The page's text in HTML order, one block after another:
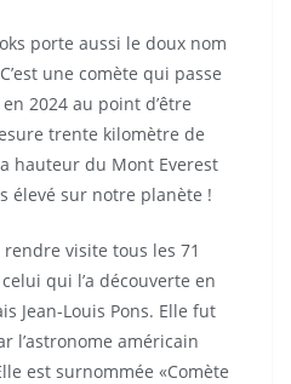
porte aussi le doux nom
une comète qui passe
2024 au point d’être
trente kilomètre de
hauteur du Mont Everest
élevé sur notre planète !
visite tous les 71
qui l’a découverte en
Jean-Louis Pons. Elle fut
l’astronome américain
est surnommée «Comète